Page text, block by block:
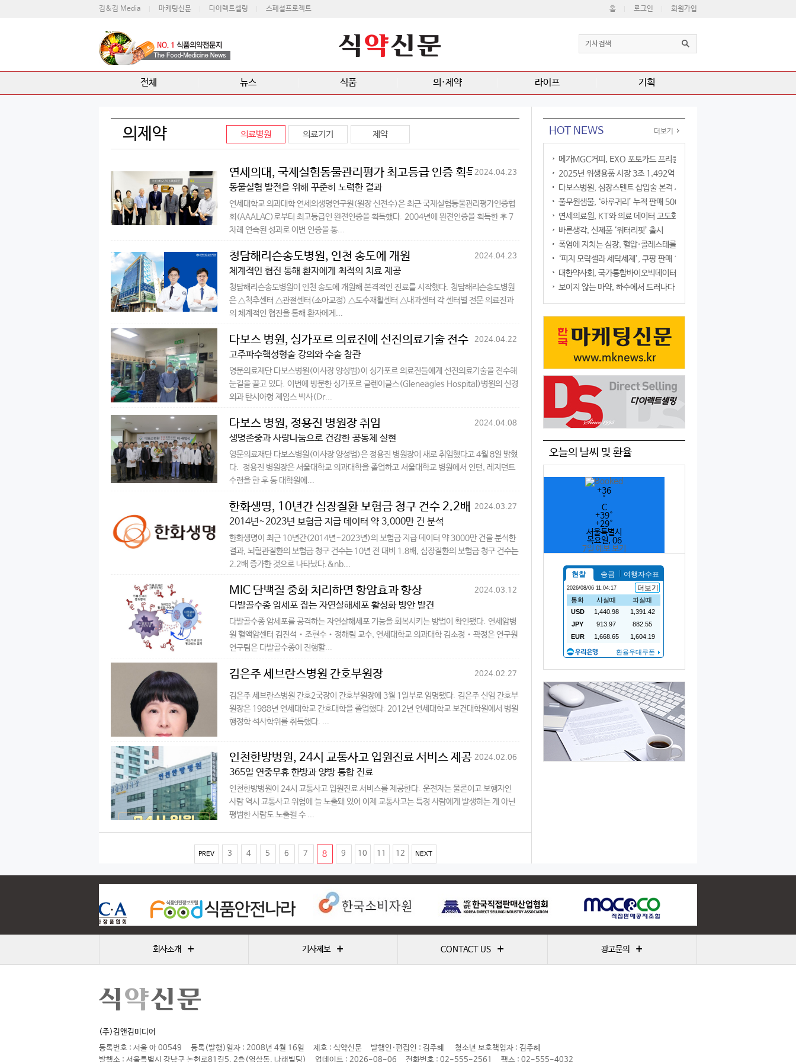
김&김 Media 마케팅신문 다이렉트셀링 스페셜프로젝트 홈 로그인 회원가입
전체 뉴스 식품 의·제약 라이프 기획
의제약 의료병원 의료기기 제약
연세의대, 국제실험동물관리평가 최고등급 인증 획득
동물실험 발전을 위해 꾸준히 노력한 결과
2024.04.23
연세대학교 의과대학 연세의생명연구원(원장 신전수)은 최근 국제실험동물관리평가인증협
회(AAALAC)로부터 최고등급인 완전인증을 획득했다. 2004년에 완전인증을 획득한 후 7
차례 연속된 성과로 이번 인증을 통...
청담해리슨송도병원, 인천 송도에 개원
체계적인 협진 통해 환자에게 최적의 치료 제공
2024.04.23
청담해리슨송도병원이 인천 송도에 개원해 본격적인 진료를 시작했다. 청담해리슨송도병원
은 △척추센터 △관절센터(소아교정) △도수재활센터 △내과센터 각 센터별 전문 의료진과
의 체계적인 협진을 통해 환자에게...
다보스 병원, 싱가포르 의료진에 선진의료기술 전수
고주파수핵성형술 강의와 수술 참관
2024.04.22
영문의료재단 다보스병원(이사장 양성범)이 싱가포르 의료진들에게 선진의료기술을 전수해
눈길을 끌고 있다. 이번에 방문한 싱가포르 글렌이글스(Gleneagles Hospital)병원의 신경
외과 탄시아헝 제임스 박사(Dr...
다보스 병원, 정용진 병원장 취임
생명존중과 사랑나눔으로 건강한 공동체 실현
2024.04.08
영문의료재단 다보스병원(이사장 양성범)은 정용진 병원장이 새로 취임했다고 4월 8일 밝혔
다. 정용진 병원장은 서울대학교 의과대학을 졸업하고 서울대학교 병원에서 인턴, 레지던트
수련을 한 후 동 대학원에...
한화생명, 10년간 심장질환 보험금 청구 건수 2.2배 증가
2014년~2023년 보험금 지급 데이터 약 3,000만 건 분석
2024.03.27
한화생명이 최근 10년간(2014년~2023년)의 보험금 지급 데이터 약 3000만 건을 분석한
결과, 뇌혈관질환의 보험금 청구 건수는 10년 전 대비 1.8배, 심장질환의 보험금 청구 건수는
2.2배 증가한 것으로 나타났다.&nb...
MIC 단백질 중화 처리하면 항암효과 향상
다발골수종 암세포 잡는 자연살해세포 활성화 방안 발견
2024.03.12
다발골수종 암세포를 공격하는 자연살해세포 기능을 회복시키는 방법이 확인됐다. 연세암병
원 혈액암센터 김진석‧조현수‧정해림 교수, 연세대학교 의과대학 김소정‧곽정은 연구원
연구팀은 다발골수종이 진행할...
김은주 세브란스병원 간호부원장 2024.02.27
김은주 세브란스병원 간호2국장이 간호부원장에 3월 1일부로 임명됐다. 김은주 신임 간호부
원장은 1988년 연세대학교 간호대학을 졸업했다. 2012년 연세대학교 보건대학원에서 병원
행정학 석사학위를 취득했다. ...
인천한방병원, 24시 교통사고 입원진료 서비스 제공
365일 연중무휴 한방과 양방 통합 진료
2024.02.06
인천한방병원이 24시 교통사고 입원진료 서비스를 제공한다. 운전자는 물론이고 보행자인
사람 역시 교통사고 위험에 늘 노출돼 있어 이제 교통사고는 특정 사람에게 발생하는 게 아닌
평범한 사람도 노출될 수 ...
PREV 3 4 5 6 7 8(
r
r
9 10 11 12 NEXT
HOT NEWS 더보기
메가MGC커피, EXO 포토카드 프리퀀시 이벤트
2025년 위생용품 시장 3조 1,492억 원
다보스병원, 심장스텐트 삽입술 본격 시행
풀무원샘물, ‘하루귀리’ 누적 판매 500만 병 돌파
연세의료원, KT와 의료 데이터 고도화 협력
바른생각, 신제품 ‘워터리핏’ 출시
폭염에 지치는 심장, 혈압·콜레스테롤만 챙기면 될까?
‘피지 모락셀라 세탁세제’, 쿠팡 판매 1위 등극
대한약사회, 국가통합바이오빅데이터구축사업단과 업무협약 체결
보이지 않는 마약, 하수에서 드러나다
오늘의 날씨 및 환율
+36
°
C
+39°
+29°
서울특별시
목요일, 06
7일 예보 보기
회사소개 + 기사제보 + CONTACT US + 광고문의 +
(주)김앤김미디어
등록번호 : 서울 아 00549
등록(발행)일자 : 2008년 4월 16일 제호 : 식약신문 발행인·편집인 : 김주혜
청소년 보호책임자 : 김주혜
발행소 : 서울특별시 강남구 논현로81길5, 2층(역삼동, 나래빌딩)
업데이트 : 2026-08-06 전화번호 : 02-555-2561 팩스 : 02-555-4032